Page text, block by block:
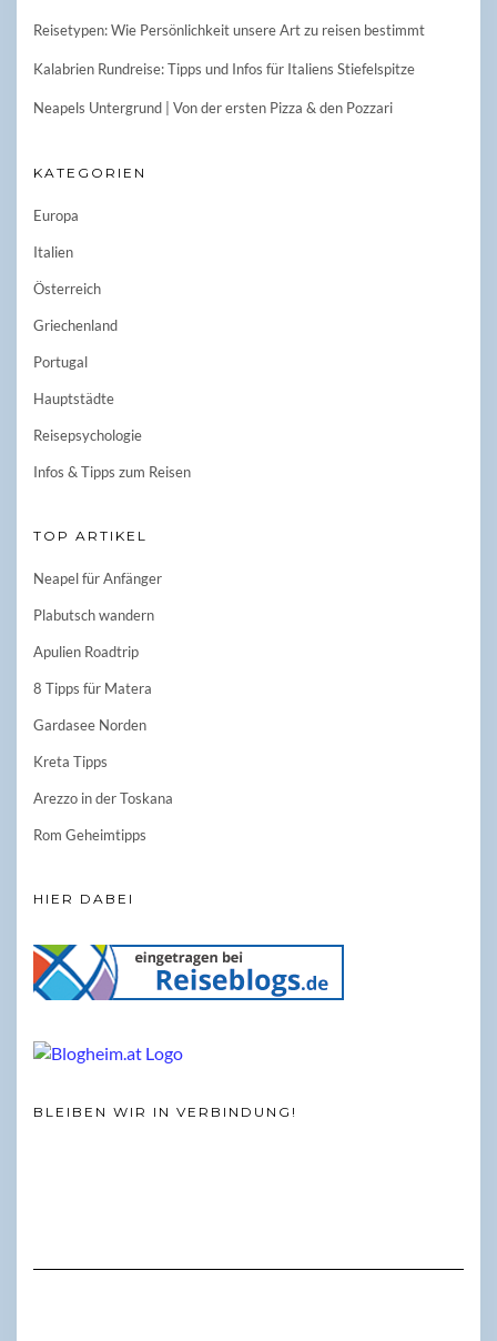
Reisetypen: Wie Persönlichkeit unsere Art zu reisen bestimmt
Kalabrien Rundreise: Tipps und Infos für Italiens Stiefelspitze
Neapels Untergrund | Von der ersten Pizza & den Pozzari
KATEGORIEN
Europa
Italien
Österreich
Griechenland
Portugal
Hauptstädte
Reisepsychologie
Infos & Tipps zum Reisen
TOP ARTIKEL
Neapel für Anfänger
Plabutsch wandern
Apulien Roadtrip
8 Tipps für Matera
Gardasee Norden
Kreta Tipps
Arezzo in der Toskana
Rom Geheimtipps
HIER DABEI
BLEIBEN WIR IN VERBINDUNG!